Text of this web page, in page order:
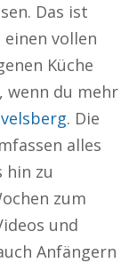
Das ist
vollen
Küche
wenn du mehr
. Die
alles
hin zu
zum
und
Anfängern